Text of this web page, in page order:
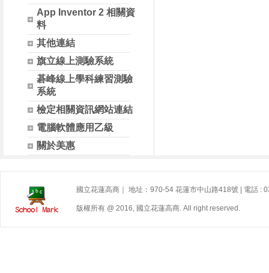
App Inventor 2 相關資
料
其他連結
旗立線上測驗系統
碁峰線上學科練習測驗
系統
檢定相關資訊網站連結
電腦軟體應用乙級
關於美惠
國立花蓮高商｜ 地址：970-54 花蓮市中山路418號 | 電話 :
版權所有 @ 2016, 國立花蓮高商. All right reserved.